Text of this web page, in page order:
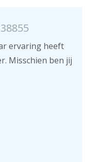
ervaring heeft
Misschien ben jij